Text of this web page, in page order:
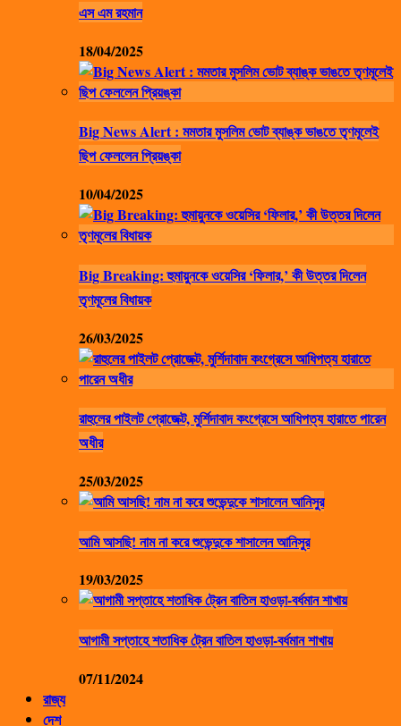
এস এম রহমান
18/04/2025
Big News Alert : মমতার মুসলিম ভোট ব্যাঙ্ক ভাঙতে তৃণমূলেই
ছিপ ফেললেন প্রিয়ঙ্কা
10/04/2025
Big Breaking: হুমায়ুনকে ওয়েসির ‘ফিলার,’ কী উত্তর দিলেন
তৃণমূলের বিধায়ক
26/03/2025
রাহুলের পাইলট প্রোজেক্ট, মুর্শিদাবাদ কংগ্রেসে আধিপত্য হারাতে পারেন
অধীর
25/03/2025
আমি আসছি! নাম না করে শুভেন্দুকে শাসালেন আনিসুর
19/03/2025
আগামী সপ্তাহে শতাধিক ট্রেন বাতিল হাওড়া-বর্ধমান শাখায়
07/11/2024
রাজ্য
দেশ